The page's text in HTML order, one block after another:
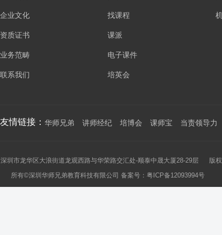
企业文化
资质证书
业务范畴
联系我们
找课程
课派
电子课件
培英会
友情链接： 华师兄弟 讲师经纪 培博会 课师宝 当责领导力
深圳市龙华区大浪街道龙观西路与华荣路交汇处-顺泰中晟大厦28-29层 版权
所有©深圳华师兄弟教育科技有限公司 备案号： 粤ICP备12093994号